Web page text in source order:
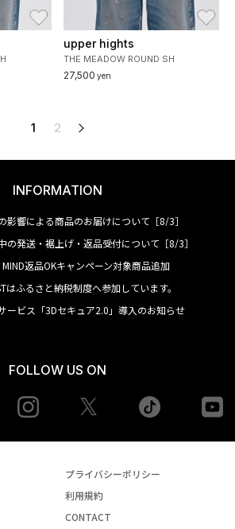
お気に入り
upper hights
THE MEADOW ROUND SH
27,500 yen
1 2
INFORMATION
影響による商品のお届けについて［8/3］
の発送・裾上げ・返品受付について［8/3］
MIND返品OKキャンペーン対象商品追加
はふるさと納税制度へ参加しています。
ービス「3Dセキュア2.0」導入のお知らせ
FOLLOW US ON
Instagram tiktok
プライバシーポリシー
利用規約
CONTACT